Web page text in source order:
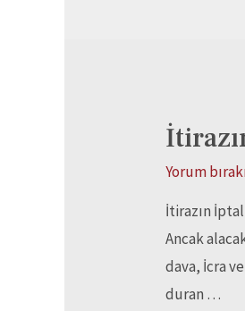
Yorum
İtirazın
Ancak
dava, İcra
duran …